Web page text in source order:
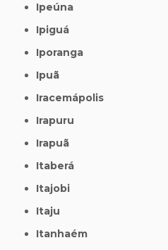
Ipeúna
Ipiguá
Iporanga
Ipuã
Iracemápolis
Irapuru
Irapuã
Itaberá
Itajobi
Itaju
Itanhaém